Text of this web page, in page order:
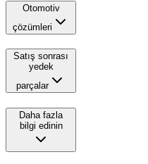
Otomotiv
çözümleri
Satış sonrası
yedek
parçalar
Daha fazla
bilgi edinin